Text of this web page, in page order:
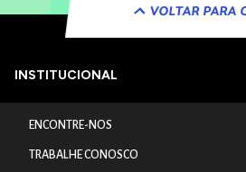
VOLTAR PARA
INSTITUCIONAL
ENCONTRE-NOS
TRABALHE CONOSCO